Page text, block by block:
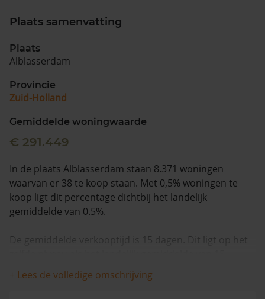
Zoek een woning
088 220 4200
Maandag t/m vrijdag - 08:00 -18:00
Plaats samenvatting
Plaats
Alblasserdam
Provincie
Zuid-Holland
Gemiddelde woningwaarde
€ 291.449
In de plaats Alblasserdam staan 8.371 woningen
waarvan er 38 te koop staan. Met 0,5% woningen te
koop ligt dit percentage dichtbij het landelijk
gemiddelde van 0.5%.
De gemiddelde verkooptijd is 15 dagen. Dit ligt op het
dagen.
+ Lees de volledige omschrijving